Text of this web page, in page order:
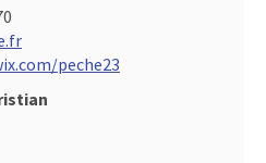
peche23